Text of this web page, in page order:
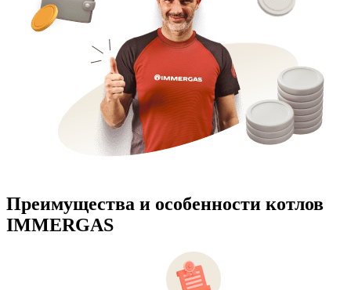
Преимущества и особенности котлов
IMMERGAS